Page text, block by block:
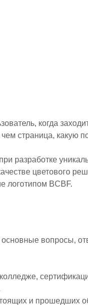
когда
страница, какую
разработке
цветового
логотипом BCBF.
вопросы,
и прошедших